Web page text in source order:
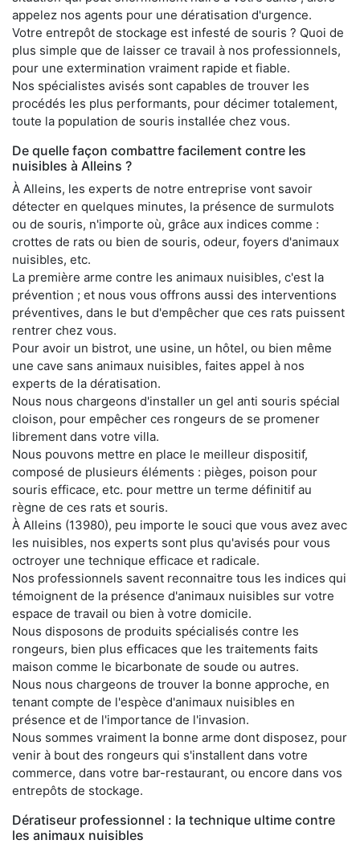
appelez nos agents pour une dératisation d'urgence.
Votre entrepôt de stockage est infesté de souris ? Quoi de
plus simple que de laisser ce travail à nos professionnels,
pour une extermination vraiment rapide et fiable.
Nos spécialistes avisés sont capables de trouver les
procédés les plus performants, pour décimer totalement,
toute la population de souris installée chez vous.
De quelle façon combattre facilement contre les
nuisibles à Alleins ?
À Alleins, les experts de notre entreprise vont savoir
détecter en quelques minutes, la présence de surmulots
ou de souris, n'importe où, grâce aux indices comme :
crottes de rats ou bien de souris, odeur, foyers d'animaux
nuisibles, etc.
La première arme contre les animaux nuisibles, c'est la
prévention ; et nous vous offrons aussi des interventions
préventives, dans le but d'empêcher que ces rats puissent
rentrer chez vous.
Pour avoir un bistrot, une usine, un hôtel, ou bien même
une cave sans animaux nuisibles, faites appel à nos
experts de la dératisation.
Nous nous chargeons d'installer un gel anti souris spécial
cloison, pour empêcher ces rongeurs de se promener
librement dans votre villa.
Nous pouvons mettre en place le meilleur dispositif,
composé de plusieurs éléments : pièges, poison pour
souris efficace, etc. pour mettre un terme définitif au
règne de ces rats et souris.
À Alleins (13980), peu importe le souci que vous avez avec
les nuisibles, nos experts sont plus qu'avisés pour vous
octroyer une technique efficace et radicale.
Nos professionnels savent reconnaitre tous les indices qui
témoignent de la présence d'animaux nuisibles sur votre
espace de travail ou bien à votre domicile.
Nous disposons de produits spécialisés contre les
rongeurs, bien plus efficaces que les traitements faits
maison comme le bicarbonate de soude ou autres.
Nous nous chargeons de trouver la bonne approche, en
tenant compte de l'espèce d'animaux nuisibles en
présence et de l'importance de l'invasion.
Nous sommes vraiment la bonne arme dont disposez, pour
venir à bout des rongeurs qui s'installent dans votre
commerce, dans votre bar-restaurant, ou encore dans vos
entrepôts de stockage.
Dératiseur professionnel : la technique ultime contre
les animaux nuisibles